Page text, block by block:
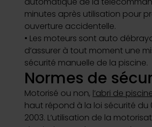
minutes après utilisation pour
ouverture accidentelle.
• Les moteurs sont auto
d’assurer à tout moment une
sécurité manuelle de la piscine.
Normes de
Motorisé ou non, l’abri de
haut répond à la loi sécurité du
2003. L’utilisation de la